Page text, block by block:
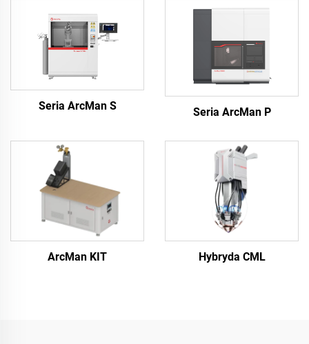
Seria ArcMan S Seria ArcMan P
ArcMan KIT Hybryda CML